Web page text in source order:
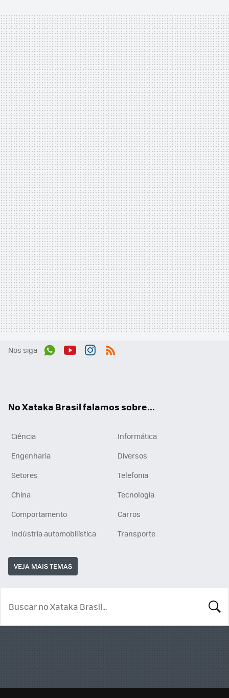
Nos siga
No Xataka Brasil falamos sobre...
Ciência
Informática
Engenharia
Diversos
Setores
Telefonia
China
Tecnologia
Comportamento
Carros
Indústria automobilística
Transporte
VEJA MAIS TEMAS